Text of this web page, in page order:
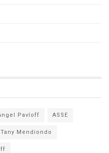
Pavloff ASSE
Mendiondo